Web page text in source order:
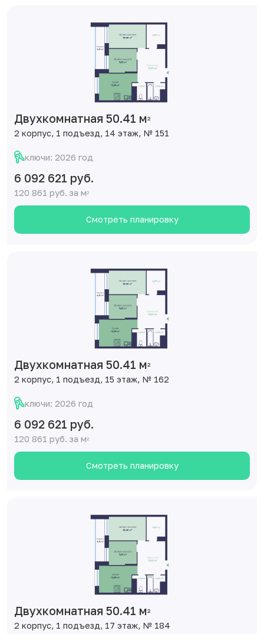
Двухкомнатная 50.41 м2
2 корпус, 1 подъезд, 14 этаж, № 151
ключи: 2026 год
6 092 621 руб.
120 861 руб. за м2
Смотреть планировку
Двухкомнатная 50.41 м2
2 корпус, 1 подъезд, 15 этаж, № 162
ключи: 2026 год
6 092 621 руб.
120 861 руб. за м2
Смотреть планировку
Двухкомнатная 50.41 м2
2 корпус, 1 подъезд, 17 этаж, № 184